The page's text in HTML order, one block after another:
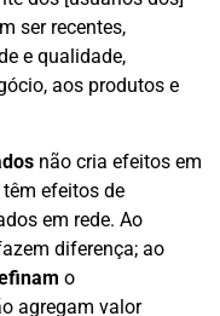
ser recentes,
e qualidade,
aos produtos e
não cria efeitos em
efeitos de
em rede. Ao
diferença; ao
o
agregam valor